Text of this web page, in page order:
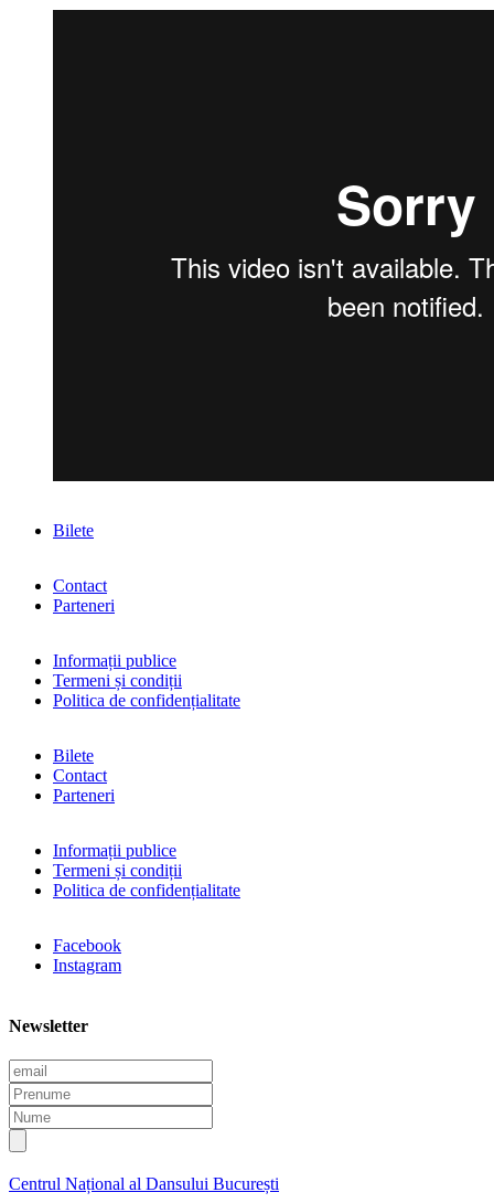
Bilete
Contact
Parteneri
Informații publice
Termeni și condiții
Politica de confidențialitate
Bilete
Contact
Parteneri
Informații publice
Termeni și condiții
Politica de confidențialitate
Facebook
Instagram
Newsletter
E
m
a
i
l
P
r
e
n
m
N
u
m
e
Centrul Național al Dansului București